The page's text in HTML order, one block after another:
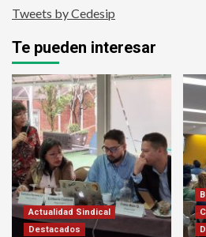
Tweets by Cedesip
Te pueden interesar
Actualidad Sindical
Destacados